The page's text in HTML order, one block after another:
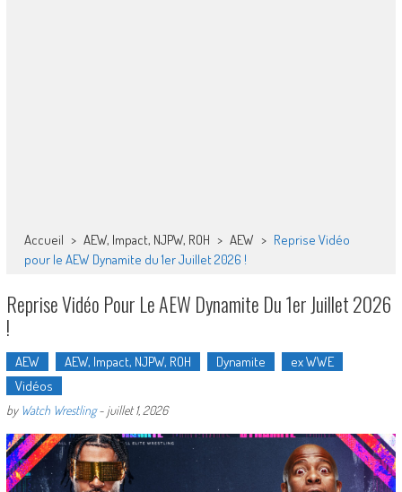
Accueil > AEW, Impact, NJPW, ROH > AEW > Reprise Vidéo
pour le AEW Dynamite du 1er Juillet 2026 !
Reprise Vidéo Pour Le AEW Dynamite Du 1er Juillet 2026
!
AEW AEW, Impact, NJPW, ROH Dynamite
ex WWE
Vidéos
by Watch Wrestling- juillet 1, 2026